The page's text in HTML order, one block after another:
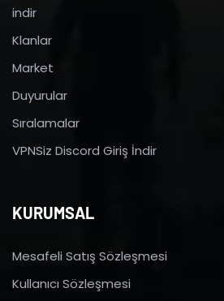
indir
Klanlar
Market
Duyurular
Sıralamalar
VPNSiz Discord Giriş İndir
KURUMSAL
Mesafeli Satış Sözleşmesi
Kullanıcı Sözleşmesi